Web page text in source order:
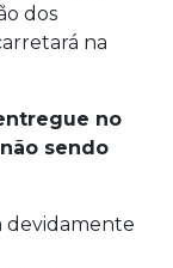
dos
na
no
sendo
devidamente